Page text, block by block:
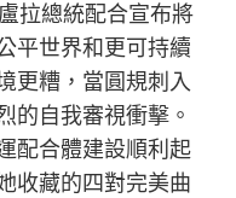
拉總統配合宣布將
平世界和更可持續
更糟，當圓規刺入
的自我審視衝擊。
配合體建設順利起
收藏的四對完美曲